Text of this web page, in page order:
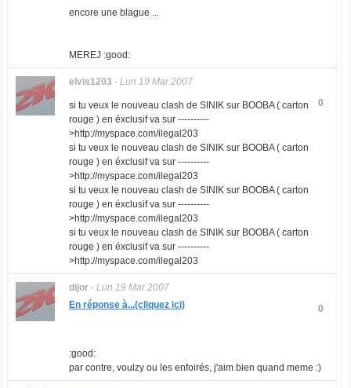
encore une blague ...
MEREJ :good:
elvis1203 - Lun 19 Mar 2007
0
si tu veux le nouveau clash de SINIK sur BOOBA ( carton
rouge ) en éxclusif va sur ----------
>http://myspace.com/ilegal203
si tu veux le nouveau clash de SINIK sur BOOBA ( carton
rouge ) en éxclusif va sur ----------
>http://myspace.com/ilegal203
si tu veux le nouveau clash de SINIK sur BOOBA ( carton
rouge ) en éxclusif va sur ----------
>http://myspace.com/ilegal203
si tu veux le nouveau clash de SINIK sur BOOBA ( carton
rouge ) en éxclusif va sur ----------
>http://myspace.com/ilegal203
dijor- Lun 19 Mar 2007
0
En réponse à...(cliquez ici)
:good:
par contre, voulzy ou les enfoirés, j'aim bien quand meme :)